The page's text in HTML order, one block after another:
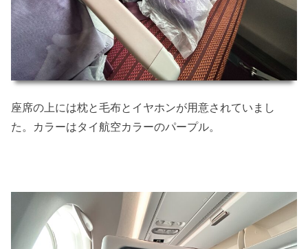
座席の上には枕と毛布とイヤホンが用意されていまし
た。カラーはタイ航空カラーのパープル。